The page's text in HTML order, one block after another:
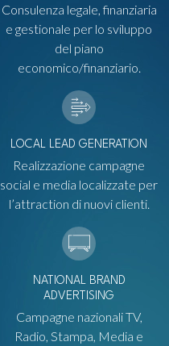
Consulenza legale, finanziaria
e gestionale per lo sviluppo
del piano
economico/finanziario.
LOCAL LEAD GENERATION
Realizzazione campagne
social e media localizzate per
l’attraction di nuovi clienti.
NATIONAL BRAND
ADVERTISING
Campagne nazionali TV,
Radio, Stampa, Media e